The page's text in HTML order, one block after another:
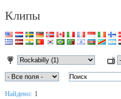
Клипы
Найдено: 1